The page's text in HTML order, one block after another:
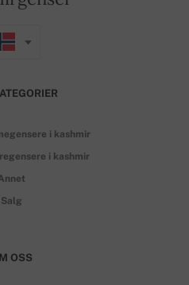
i kashmir
i kashmir
Salg
OSS